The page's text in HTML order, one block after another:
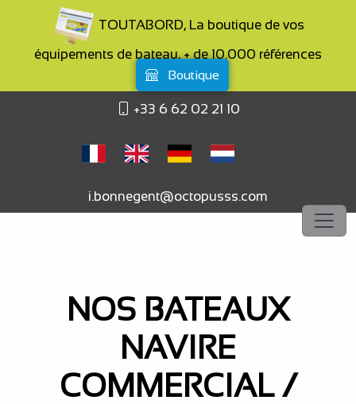
TOUTABORD, La boutique de vos
équipements de bateau, + de 10.000 références
Boutique
+33 6 62 02 21 10
i.bonnegent@octopusss.com
NOS BATEAUX
NAVIRE
COMMERCIAL /